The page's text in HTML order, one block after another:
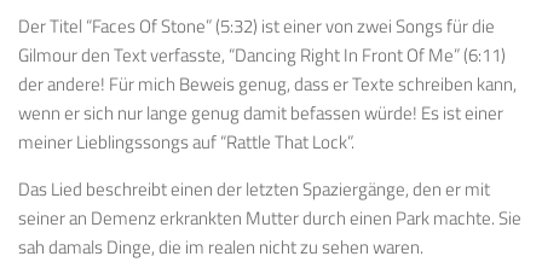
Der Titel “Faces Of Stone” (5:32) ist einer von zwei Songs für die
Gilmour den Text verfasste, “Dancing Right In Front Of Me” (6:11)
der andere! Für mich Beweis genug, dass er Texte schreiben kann,
wenn er sich nur lange genug damit befassen würde! Es ist einer
meiner Lieblingssongs auf “Rattle That Lock”.
Das Lied beschreibt einen der letzten Spaziergänge, den er mit
seiner an Demenz erkrankten Mutter durch einen Park machte. Sie
sah damals Dinge, die im realen nicht zu sehen waren.